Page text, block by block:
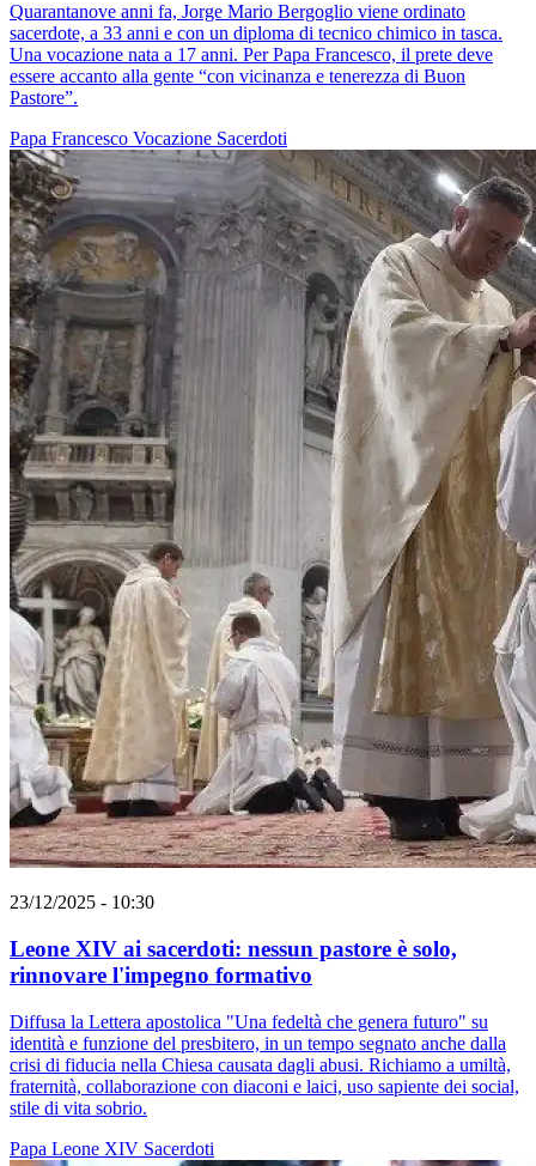
Quarantanove anni fa, Jorge Mario Bergoglio viene ordinato
sacerdote, a 33 anni e con un diploma di tecnico chimico in tasca.
Una vocazione nata a 17 anni. Per Papa Francesco, il prete deve
essere accanto alla gente “con vicinanza e tenerezza di Buon
Pastore”.
Papa Francesco Vocazione Sacerdoti
23/12/2025 - 10:30
Leone XIV ai sacerdoti: nessun pastore è solo,
rinnovare l'impegno formativo
Diffusa la Lettera apostolica "Una fedeltà che genera futuro" su
identità e funzione del presbitero, in un tempo segnato anche dalla
crisi di fiducia nella Chiesa causata dagli abusi. Richiamo a umiltà,
fraternità, collaborazione con diaconi e laici, uso sapiente dei social,
stile di vita sobrio.
Papa Leone XIV Sacerdoti